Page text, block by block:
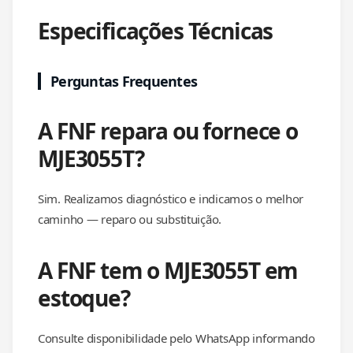
Especificações Técnicas
Perguntas Frequentes
A FNF repara ou fornece o
MJE3055T?
Sim. Realizamos diagnóstico e indicamos o melhor
caminho — reparo ou substituição.
A FNF tem o MJE3055T em
estoque?
Consulte disponibilidade pelo WhatsApp informando